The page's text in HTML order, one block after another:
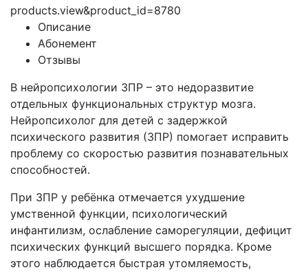
products.view&product_id=8780
Описание
Абонемент
Отзывы
В нейропсихологии ЗПР – это недоразвитие
отдельных функциональных структур мозга.
Нейропсихолог для детей с задержкой
психического развития (ЗПР) помогает исправить
проблему со скоростью развития познавательных
способностей.
При ЗПР у ребёнка отмечается ухудшение
умственной функции, психологический
инфантилизм, ослабление саморегуляции, дефицит
психических функций высшего порядка. Кроме
этого наблюдается быстрая утомляемость,